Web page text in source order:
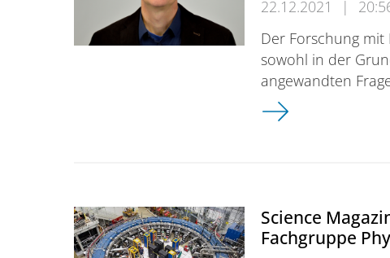
22.12.2021 |
Der Forschung
sowohl in der
angewandten
Systematisierung
Science
Fachgruppe